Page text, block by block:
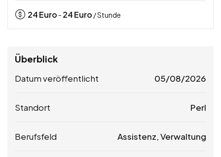
24Euro - 24Euro / Stunde
Überblick
Datum veröffentlicht 05/08/2026
Standort Perl
Berufsfeld Assistenz, Verwaltung